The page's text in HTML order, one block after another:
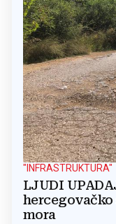
"INFRASTRUKTURA"
LJUDI
hercegovačko
mora